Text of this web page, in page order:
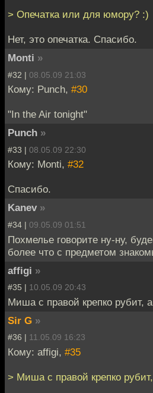
> Опечатка или для юмору? :)
Нет, это опечатка. Спасибо.
Monti »
#32 | 08.05.09 21:03
Кому: Punch, #30
"In the Air tonight"
Punch »
#33 | 08.05.09 22:30
Кому: Monti, #32
Спасибо.
Kanev »
#34 | 09.05.09 01:51
Похмелье говорите ну-ну,
более что с предметом
affigi »
#35 | 10.05.09 20:43
Миша с правой крепко рубит,
Sir G »
#36 | 11.05.09 16:23
Кому: affigi, #35
> Миша с правой крепко